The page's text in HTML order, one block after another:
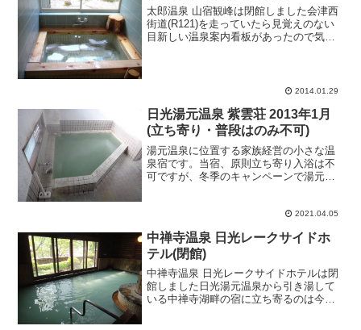
太郎温泉 山宿観峰は閉館しました会津西
街道(R121)を走っていたら見覚えのない
目新しい温泉案内看板があったので気に
2014.01.29
日光湯元温泉 紫雲荘 2013年1月
(立ち寄り・普段はのみ不可)
湯元温泉に位置する家族経営の小さな温
泉宿です。当宿、原則立ち寄り入浴は不
可ですが、冬季のキャンペーンで湯元温
いう優れた企画に飛びつきそれを利用し
2021.04.05
中禅寺温泉 日光レークサイドホ
テル(閉館)
中禅寺温泉 日光レークサイドホテルは閉
館しました日光湯元温泉から引き湯して
いる中禅寺湖畔の宿に立ち寄るのは今回